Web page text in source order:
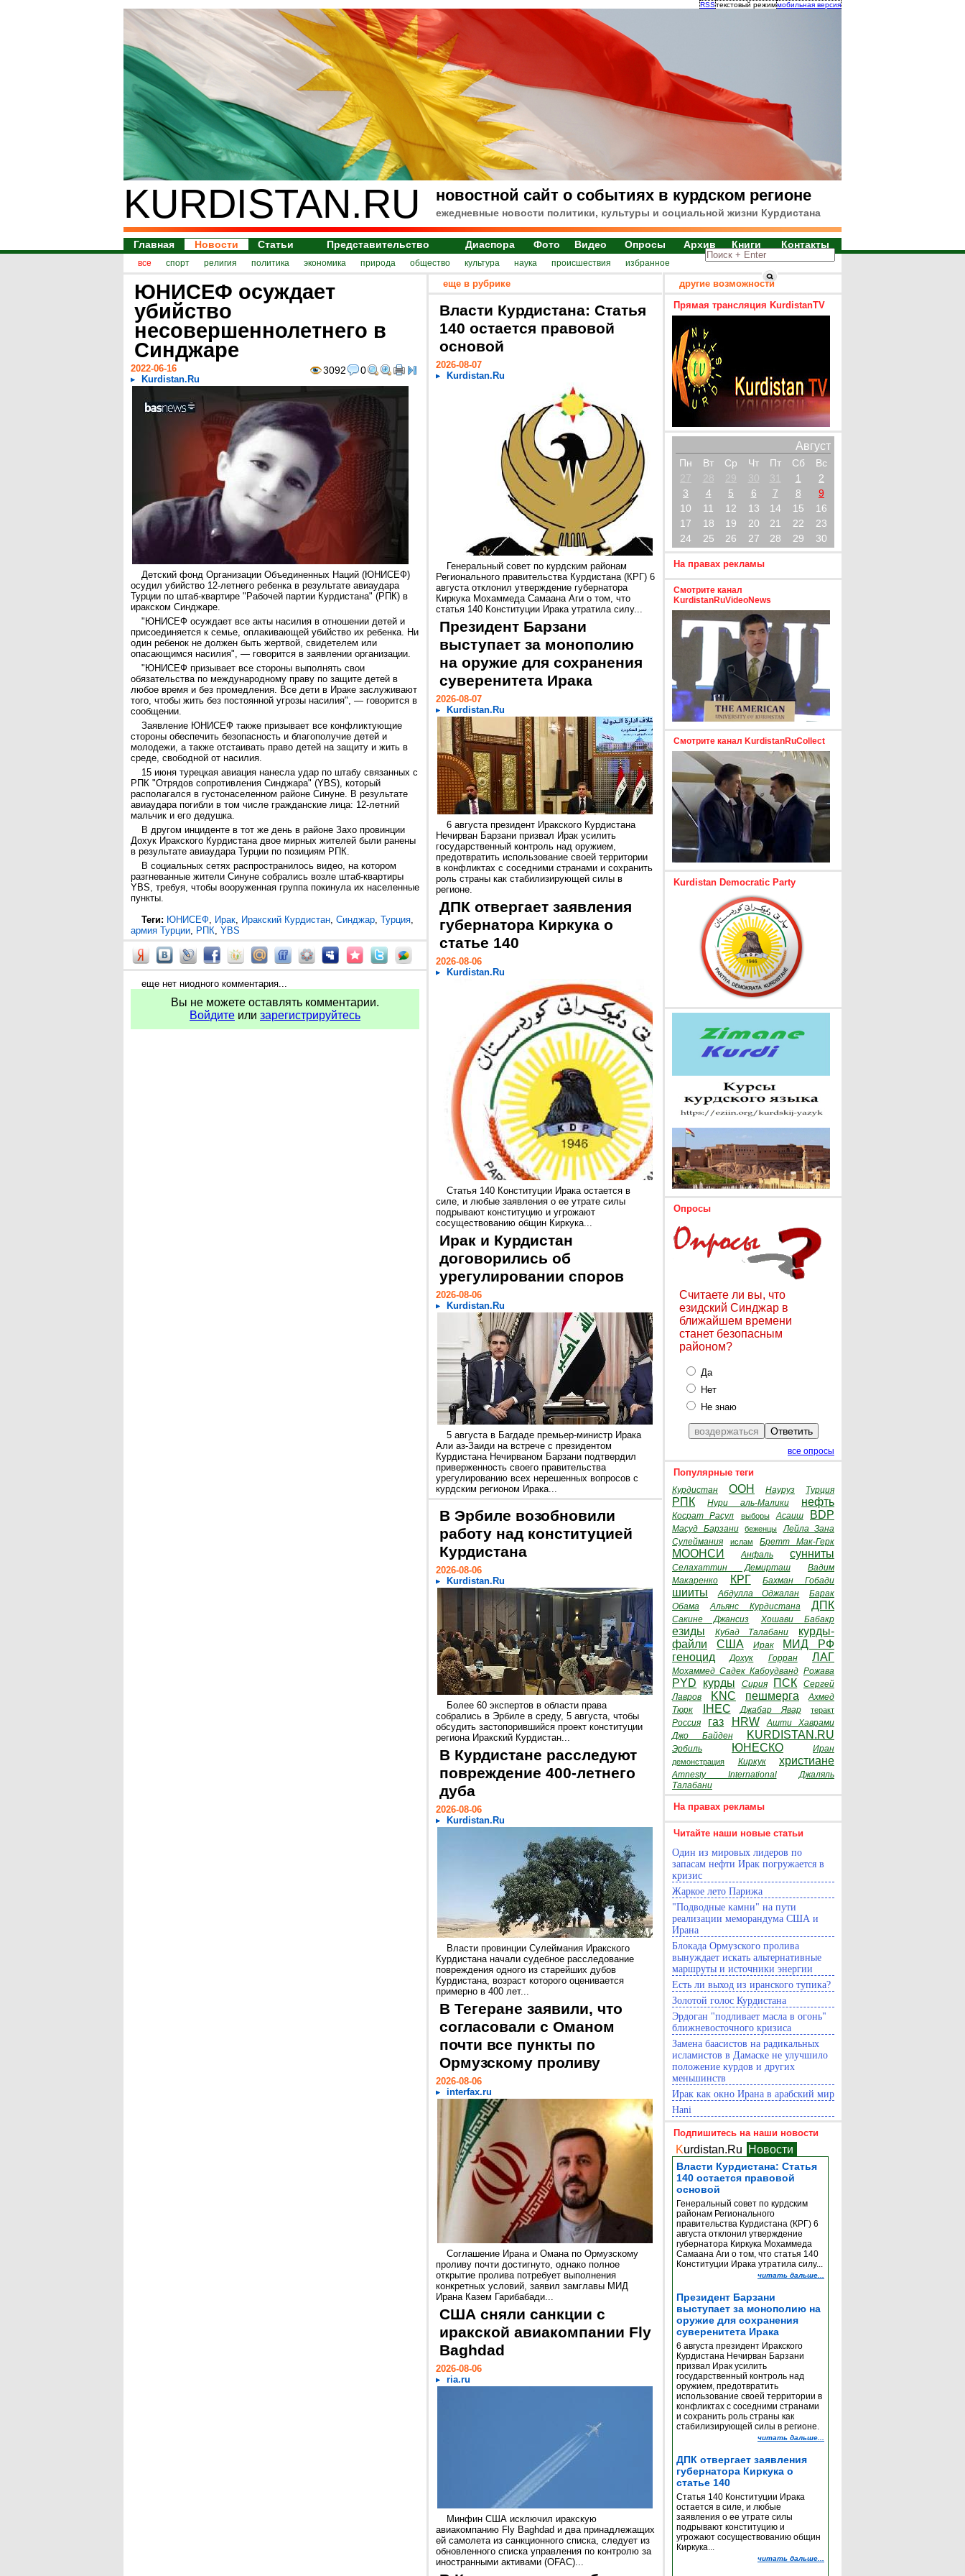
RSSтекстовый режиммобильная версия
KURDISTAN.RU новостной сайт о событиях в курдском регионе
ежедневные новости политики, культуры и социальной жизни Курдистана
Главная Новости Статьи Представительство Диаспора Фото Видео Опросы Архив Книги Контакты
все спорт религия политика экономика природа общество культура наука происшествия избранное
ЮНИСЕФ осуждает
убийство
несовершеннолетнего в
Синджаре
3092 0
2022-06-16
Kurdistan.Ru
Детский фонд Организации Объединенных Наций (ЮНИСЕФ)
осудил убийство 12-летнего ребенка в результате авиаудара
Турции по штаб-квартире "Рабочей партии Курдистана" (РПК) в
иракском Синджаре.
"ЮНИСЕФ осуждает все акты насилия в отношении детей и
присоединяется к семье, оплакивающей убийство их ребенка. Ни
один ребенок не должен быть жертвой, свидетелем или
опасающимся насилия", — говорится в заявлении организации.
"ЮНИСЕФ призывает все стороны выполнять свои
обязательства по международному праву по защите детей в
любое время и без промедления. Все дети в Ираке заслуживают
того, чтобы жить без постоянной угрозы насилия", — говорится в
сообщении.
Заявление ЮНИСЕФ также призывает все конфликтующие
стороны обеспечить безопасность и благополучие детей и
молодежи, а также отстаивать право детей на защиту и жить в
среде, свободной от насилия.
15 июня турецкая авиация нанесла удар по штабу связанных с
РПК "Отрядов сопротивления Синджара" (YBS), который
располагался в густонаселенном районе Синуне. В результате
авиаудара погибли в том числе гражданские лица: 12-летний
мальчик и его дедушка.
В другом инциденте в тот же день в районе Захо провинции
Дохук Иракского Курдистана двое мирных жителей были ранены
в результате авиаудара Турции по позициям РПК.
В социальных сетях распространилось видео, на котором
разгневанные жители Синуне собрались возле штаб-квартиры
YBS, требуя, чтобы вооруженная группа покинула их населенные
пункты.
Теги: ЮНИСЕФ, Ирак, Иракский Курдистан, Синджар, Турция,
армия Турции, РПК, YBS
еще нет ниодного комментария...
Вы не можете оставлять комментарии.
Войдите или зарегистрируйтесь
еще в рубрике
Власти Курдистана: Статья
140 остается правовой
основой
2026-08-07
Kurdistan.Ru
Генеральный совет по курдским районам
Регионального правительства Курдистана (КРГ) 6
августа отклонил утверждение губернатора
Киркука Мохаммеда Самаана Аги о том, что
статья 140 Конституции Ирака утратила силу...
Президент Барзани
выступает за монополию
на оружие для сохранения
суверенитета Ирака
2026-08-07
Kurdistan.Ru
6 августа президент Иракского Курдистана
Нечирван Барзани призвал Ирак усилить
государственный контроль над оружием,
предотвратить использование своей территории
в конфликтах с соседними странами и сохранить
роль страны как стабилизирующей силы в
регионе.
ДПК отвергает заявления
губернатора Киркука о
статье 140
2026-08-06
Kurdistan.Ru
Статья 140 Конституции Ирака остается в
силе, и любые заявления о ее утрате силы
подрывают конституцию и угрожают
сосуществованию общин Киркука...
Ирак и Курдистан
договорились об
урегулировании споров
2026-08-06
Kurdistan.Ru
5 августа в Багдаде премьер-министр Ирака
Али аз-Заиди на встрече с президентом
Курдистана Нечирваном Барзани подтвердил
приверженность своего правительства
урегулированию всех нерешенных вопросов с
курдским регионом Ирака...
В Эрбиле возобновили
работу над конституцией
Курдистана
2026-08-06
Kurdistan.Ru
Более 60 экспертов в области права
собрались в Эрбиле в среду, 5 августа, чтобы
обсудить застопорившийся проект конституции
региона Иракский Курдистан...
В Курдистане расследуют
повреждение 400-летнего
дуба
2026-08-06
Kurdistan.Ru
Власти провинции Сулеймания Иракского
Курдистана начали судебное расследование
повреждения одного из старейших дубов
Курдистана, возраст которого оценивается
примерно в 400 лет...
В Тегеране заявили, что
согласовали с Оманом
почти все пункты по
Ормузскому проливу
2026-08-06
interfax.ru
Соглашение Ирана и Омана по Ормузскому
проливу почти достигнуто, однако полное
открытие пролива потребует выполнения
конкретных условий, заявил замглавы МИД
Ирана Казем Гарибабади...
США сняли санкции с
иракской авиакомпании Fly
Baghdad
2026-08-06
ria.ru
Минфин США исключил иракскую
авиакомпанию Fly Baghdad и два принадлежащих
ей самолета из санкционного списка, следует из
обновленного списка управления по контролю за
иностранными активами (OFAC)...
другие возможности
Прямая трансляция KurdistanTV
Август
Пн Вт Ср Чт Пт Сб
Вс
27
28 29 30 31 1
2
3
4 5 6 7 8
9
10
11 12 13 14 15
16
17
18 19 20 21 22
23
24
25 26 27 28 29 30
На правах рекламы
Смотрите канал
KurdistanRuVideoNews
Смотрите канал KurdistanRuCollect
Kurdistan Democratic Party
Опросы
Считаете ли вы, что
езидский Синджар в
ближайшем времени
станет безопасным
районом?
Да
Нет
Не знаю
все опросы
Популярные теги
Курдистан ООН Науруз Турция
РПК Нури аль-Малики нефть
Косрат Расул выборы Асаиш BDP
Масуд Барзани беженцы
Лейла Зана
Сулеймания
ислам Бретт Мак-Герк
МООНСИ Анфаль сунниты
Селахаттин Демирташ
Вадим
Макаренко
КРГ Бахман Гобади
шииты Абдулла Оджалан
Барак
Обама
Альянс Курдистана ДПК
Сакине Джансиз Хошави Бабакр
езиды Кубад Талабани
курды-
файли
США Ирак
МИД РФ
геноцид
Дохук Горран ЛАГ
Мохаммед Садек Кабоудванд Рожава
PYD курды Сирия ПСК
Сергей
Лавров
KNC пешмерга
Ахмед
Тюрк
IHEC Джабар Явар теракт
Россия газ HRW
Ашти Хаврами
Джо Байден
KURDISTAN.RU
Эрбиль ЮНЕСКО Иран
демонстрация Киркук христиане
Amnesty International
Джаляль
Талабани
На правах рекламы
Читайте наши новые статьи
Один из мировых лидеров по
запасам нефти Ирак погружается в
кризис
Жаркое лето Парижа
"Подводные камни" на пути
реализации меморандума США и
Ирана
Блокада Ормузского пролива
вынуждает искать альтернативные
маршруты и источники энергии
Есть ли выход из иранского тупика?
Золотой голос Курдистана
Эрдоган "подливает масла в огонь"
ближневосточного кризиса
Замена баасистов на радикальных
исламистов в Дамаске не улучшило
положение курдов и других
меньшинств
Ирак как окно Ирана в арабский мир
Hani
Подпишитесь на наши новости
Kurdistan.Ru Новости
Власти Курдистана: Статья
140 остается правовой
основой
Генеральный совет по курдским
районам Регионального
правительства Курдистана (КРГ) 6
августа отклонил утверждение
губернатора Киркука Мохаммеда
Самаана Аги о том, что статья 140
Конституции Ирака утратила силу...
читать дальше...
Президент Барзани
выступает за монополию на
оружие для сохранения
суверенитета Ирака
6 августа президент Иракского
Курдистана Нечирван Барзани
призвал Ирак усилить
государственный контроль над
оружием, предотвратить
использование своей территории в
конфликтах с соседними странами
и сохранить роль страны как
стабилизирующей силы в регионе.
читать дальше...
ДПК отвергает заявления
губернатора Киркука о
статье 140
Статья 140 Конституции Ирака
остается в силе, и любые
заявления о ее утрате силы
подрывают конституцию и
угрожают сосуществованию общин
Киркука...
читать дальше...